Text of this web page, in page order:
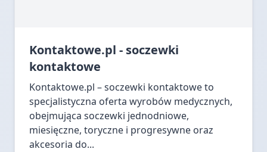
Kontaktowe.pl - soczewki
kontaktowe
Kontaktowe.pl – soczewki kontaktowe to
specjalistyczna oferta wyrobów medycznych,
obejmująca soczewki jednodniowe,
miesięczne, toryczne i progresywne oraz
akcesoria do...